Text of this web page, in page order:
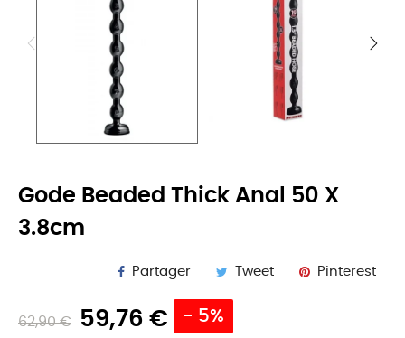
Gode Beaded Thick Anal 50 X
3.8cm
Partager Tweet Pinterest
62,90 € 59,76 € - 5%